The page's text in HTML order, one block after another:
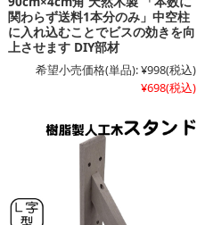
関わらず送料1本分のみ」中空柱
に入れ込むことでビスの効きを向
上させます DIY部材
希望小売価格(単品):¥998(税込)
¥698(税込)